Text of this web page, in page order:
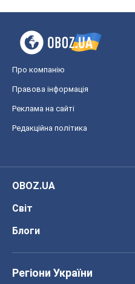
Про компанію
Правова інформація
Реклама на сайті
Редакційна політика
OBOZ.UA
Світ
Блоги
Регіони України